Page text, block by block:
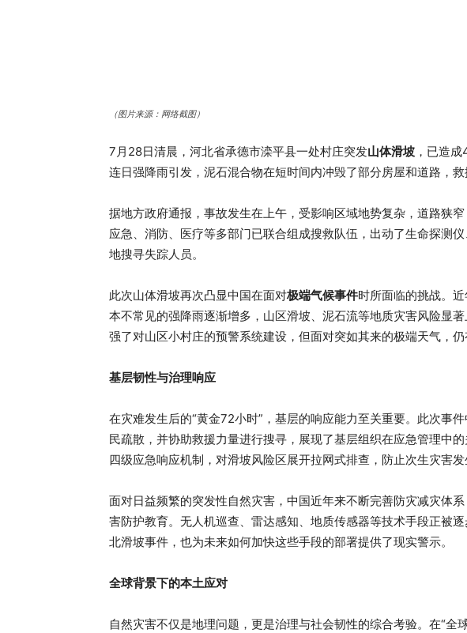
（图片来源：网络截图）
7月28日清晨，河北省承德市滦平县一处村庄突发山体滑坡 ，已造
连日强降雨引发，泥石混合物在短时间内冲毁了部分房屋和道路，救
据地方政府通报，事故发生在上午，受影响区域地势复杂，道路狭
应急、消防、医疗等多部门已联合组成搜救队伍，出动了生命探测
地搜寻失踪人员。
此次山体滑坡再次凸显中国在面对极端气候事件时所面临的挑战。
本不常见的强降雨逐渐增多，山区滑坡、泥石流等地质灾害风险显
强了对山区小村庄的预警系统建设，但面对突如其来的极端天气，仍
基层韧性与治理响应
在灾难发生后的“黄金72小时”，基层的响应能力至关重要。此次事
民疏散，并协助救援力量进行搜寻，展现了基层组织在应急管理中
四级应急响应机制，对滑坡风险区展开拉网式排查，防止次生灾害发
面对日益频繁的突发性自然灾害，中国近年来不断完善防灾减灾体
害防护教育。无人机巡查、雷达感知、地质传感器等技术手段正被
北滑坡事件，也为未来如何加快这些手段的部署提供了现实警示。
全球背景下的本土应对
自然灾害不仅是地理问题，更是治理与社会韧性的综合考验。在“全